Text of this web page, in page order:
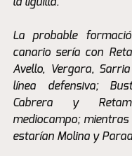
La probable
canario sería con
Avello, Vergara,
línea defensiva;
Cabrera y
mediocampo;
estarían Molina y